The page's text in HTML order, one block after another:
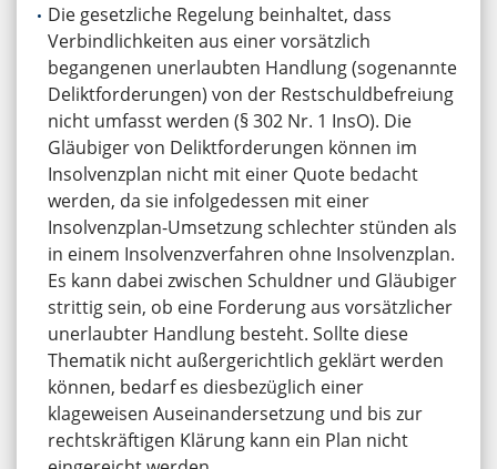
Die gesetzliche Regelung beinhaltet, dass
Verbindlichkeiten aus einer vorsätzlich
begangenen unerlaubten Handlung (sogenannte
Deliktforderungen) von der Restschuldbefreiung
nicht umfasst werden (§ 302 Nr. 1 InsO). Die
Gläubiger von Deliktforderungen können im
Insolvenzplan nicht mit einer Quote bedacht
werden, da sie infolgedessen mit einer
Insolvenzplan-Umsetzung schlechter stünden als
in einem Insolvenzverfahren ohne Insolvenzplan.
Es kann dabei zwischen Schuldner und Gläubiger
strittig sein, ob eine Forderung aus vorsätzlicher
unerlaubter Handlung besteht. Sollte diese
Thematik nicht außergerichtlich geklärt werden
können, bedarf es diesbezüglich einer
klageweisen Auseinandersetzung und bis zur
rechtskräftigen Klärung kann ein Plan nicht